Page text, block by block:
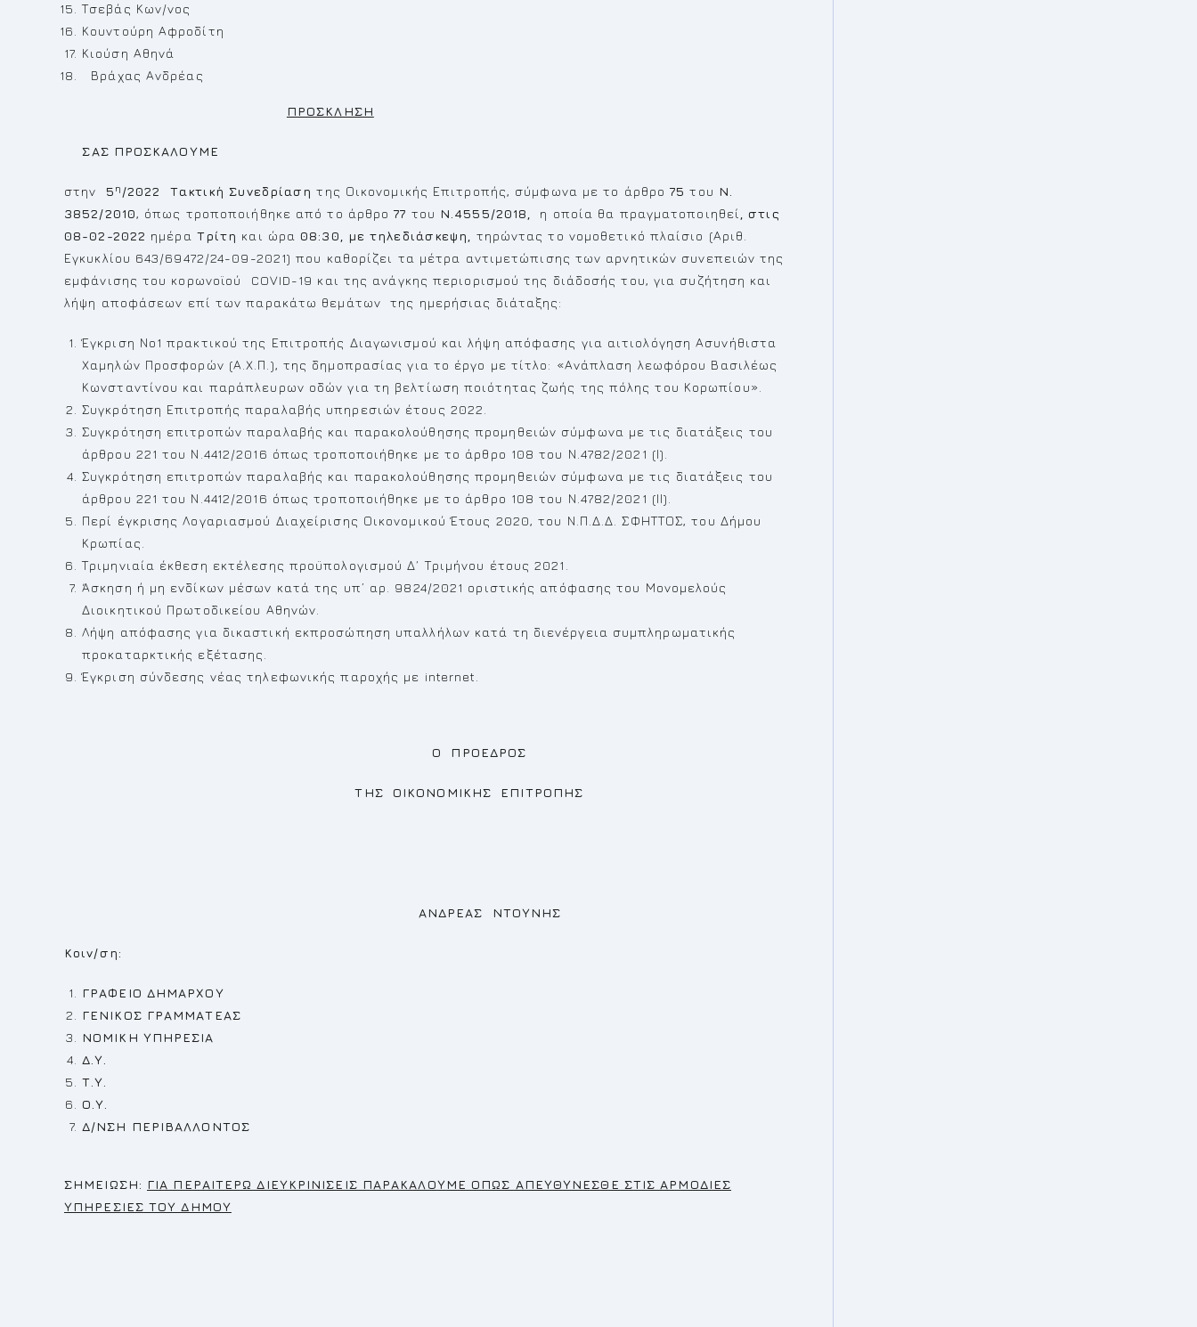
Τσεβάς Κων/νος
Κουντούρη Αφροδίτη
Κιούση Αθηνά
Βράχας Ανδρέας
ΠΡΟΣΚΛΗΣΗ
ΣΑΣ ΠΡΟΣΚΑΛΟΥΜΕ
στην 5 η /2022 Τακτική Συνεδρίαση της Οικονομικής Επιτροπής, σύμφωνα με το άρθρο75του Ν.
3852/2010, όπως τροποποιήθηκε από το άρθρο77 του Ν.4555/2018, η οποία θα πραγματοποιηθεί
, στις
08-02-2022 ημέρα Τρίτη και ώρα 08:30, με τηλεδιάσκεψη,
τηρώντας το νομοθετικό πλαίσιο (Αριθ.
Εγκυκλίου 643/69472/24-09-2021) που καθορίζει τα μέτρα αντιμετώπισης των αρνητικών συνεπειών της
εμφάνισης του κορωνοϊού COVID-19 και της ανάγκης περιορισμού της διάδοσής του, για συζήτηση και
λήψη αποφάσεων επί των παρακάτω θεμάτων της ημερήσιας διάταξης:
Έγκριση Νο1 πρακτικού της Επιτροπής Διαγωνισμού και λήψη απόφασης για αιτιολόγηση Ασυνήθιστα
Χαμηλών Προσφορών (Α.Χ.Π.), της δημοπρασίας για το έργο με τίτλο: «Ανάπλαση λεωφόρου Βασιλέως
Κωνσταντίνου και παράπλευρων οδών για τη βελτίωση ποιότητας ζωής της πόλης του Κορωπίου».
Συγκρότηση Επιτροπής παραλαβής υπηρεσιών έτους 2022.
Συγκρότηση επιτροπών παραλαβής και παρακολούθησης προμηθειών σύμφωνα με τις διατάξεις του
άρθρου 221 του Ν.4412/2016 όπως τροποποιήθηκε με το άρθρο 108 του Ν.4782/2021 (Ι).
Συγκρότηση επιτροπών παραλαβής και παρακολούθησης προμηθειών σύμφωνα με τις διατάξεις του
άρθρου 221 του Ν.4412/2016 όπως τροποποιήθηκε με το άρθρο 108 του Ν.4782/2021 (ΙΙ).
Περί έγκρισης Λογαριασμού Διαχείρισης Οικονομικού Έτους 2020, του Ν.Π.Δ.Δ. ΣΦΗΤΤΟΣ, του Δήμου
Κρωπίας.
Τριμηνιαία έκθεση εκτέλεσης προϋπολογισμού Δ΄ Τριμήνου έτους 2021.
Άσκηση ή μη ενδίκων μέσων κατά της υπ’ αρ. 9824/2021 οριστικής απόφασης του Μονομελούς
Διοικητικού Πρωτοδικείου Αθηνών.
Λήψη απόφασης για δικαστική εκπροσώπηση υπαλλήλων κατά τη διενέργεια συμπληρωματικής
προκαταρκτικής εξέτασης.
Έγκριση σύνδεσης νέας τηλεφωνικής παροχής με internet.
Ο ΠΡΟΕΔΡΟΣ
ΤΗΣ ΟΙΚΟΝΟΜΙΚΗΣ ΕΠΙΤΡΟΠΗΣ
ΑΝΔΡΕΑΣ ΝΤΟΥΝΗΣ
Κοιν/ση:
ΓΡΑΦΕΙΟ ΔΗΜΑΡΧΟΥ
ΓΕΝΙΚΟΣ ΓΡΑΜΜΑΤΕΑΣ
ΝΟΜΙΚΗ ΥΠΗΡΕΣΙΑ
Δ.Υ.
Τ.Υ.
Ο.Υ.
Δ/ΝΣΗ ΠΕΡΙΒΑΛΛΟΝΤΟΣ
ΣΗΜΕΙΩΣΗ: ΓΙΑ ΠΕΡΑΙΤΕΡΩ ΔΙΕΥΚΡΙΝΙΣΕΙΣ ΠΑΡΑΚΑΛΟΥΜΕ ΟΠΩΣ ΑΠΕΥΘΥΝΕΣΘΕ ΣΤΙΣ ΑΡΜΟΔΙΕΣ
ΥΠΗΡΕΣΙΕΣ ΤΟΥ ΔΗΜΟΥ